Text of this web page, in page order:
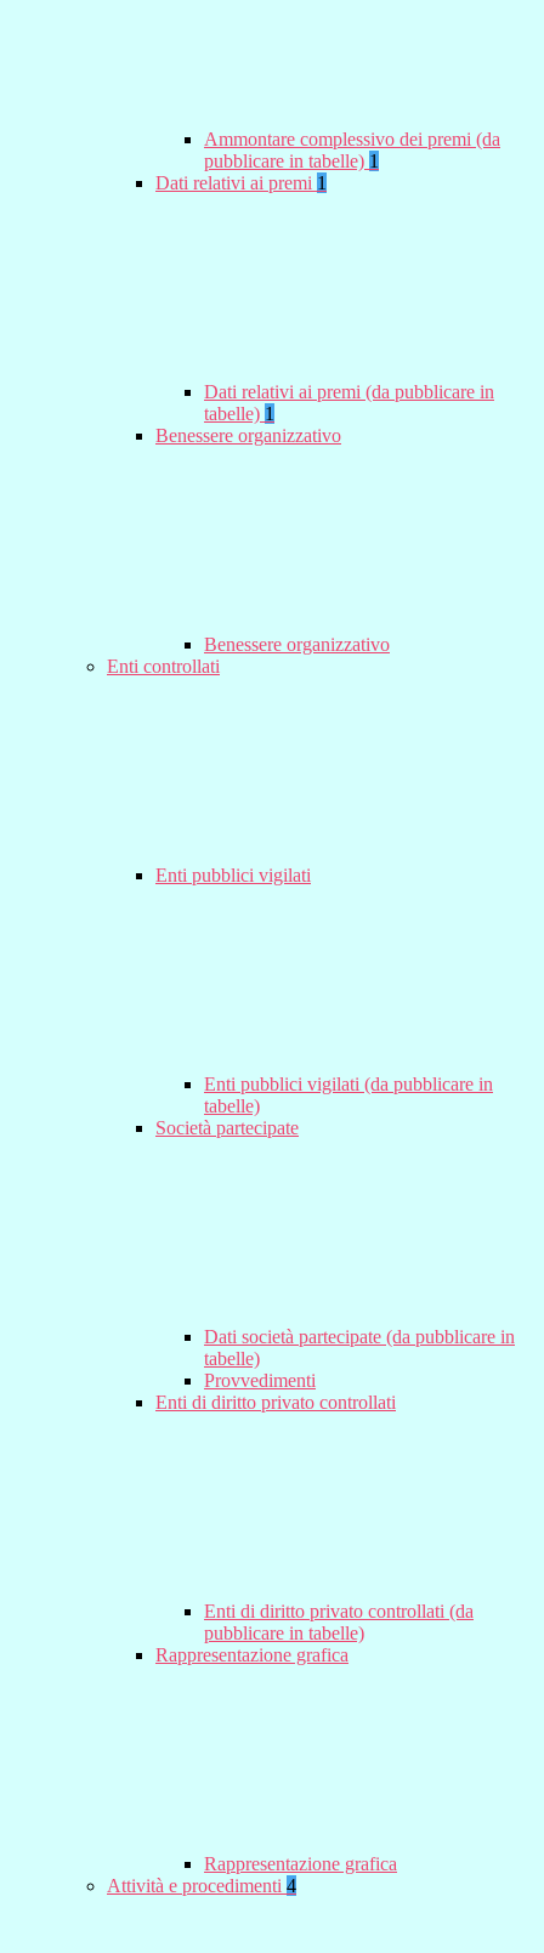
Ammontare complessivo dei premi (da
pubblicare in tabelle) 1
Dati relativi ai premi 1
Dati relativi ai premi (da pubblicare in
tabelle) 1
Benessere organizzativo
Benessere organizzativo
Enti controllati
Enti pubblici vigilati
Enti pubblici vigilati (da pubblicare in
tabelle)
Società partecipate
Dati società partecipate (da pubblicare in
tabelle)
Provvedimenti
Enti di diritto privato controllati
Enti di diritto privato controllati (da
pubblicare in tabelle)
Rappresentazione grafica
Rappresentazione grafica
Attività e procedimenti 4